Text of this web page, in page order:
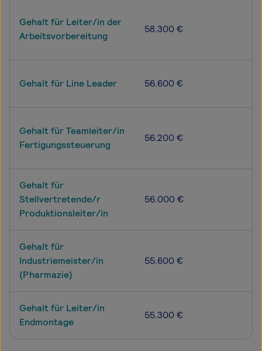
Gehalt für Leiter/in der
Arbeitsvorbereitung
58.300 €
Gehalt für Line Leader 56.600 €
Gehalt für Teamleiter/in
Fertigungssteuerung
56.200 €
Gehalt für
Stellvertretende/r
Produktionsleiter/in
56.000 €
Gehalt für
Industriemeister/in
(Pharmazie)
55.600 €
Gehalt für Leiter/in
Endmontage
55.300 €